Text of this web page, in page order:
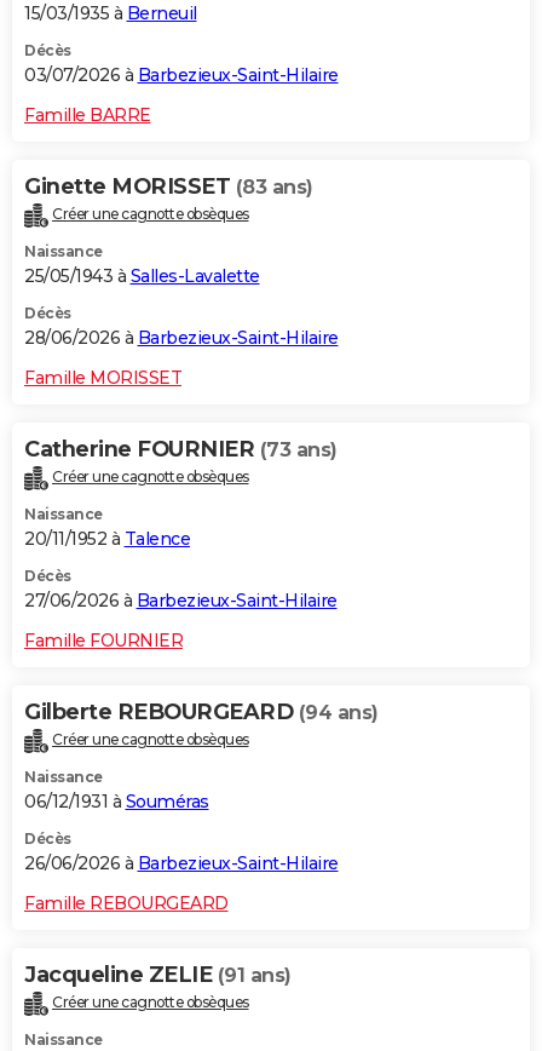
15/03/1935 à Berneuil
Décès
03/07/2026 à Barbezieux-Saint-Hilaire
Famille BARRE
Ginette MORISSET (83 ans)
Créer une cagnotte obsèques
Naissance
25/05/1943 à Salles-Lavalette
Décès
28/06/2026 à Barbezieux-Saint-Hilaire
Famille MORISSET
Catherine FOURNIER (73 ans)
Créer une cagnotte obsèques
Naissance
20/11/1952 à Talence
Décès
27/06/2026 à Barbezieux-Saint-Hilaire
Famille FOURNIER
Gilberte REBOURGEARD (94 ans)
Créer une cagnotte obsèques
Naissance
06/12/1931 à Souméras
Décès
26/06/2026 à Barbezieux-Saint-Hilaire
Famille REBOURGEARD
Jacqueline ZELIE (91 ans)
Créer une cagnotte obsèques
Naissance